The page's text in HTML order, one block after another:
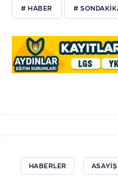
# HABER #
HABERLER ASAYIŞ